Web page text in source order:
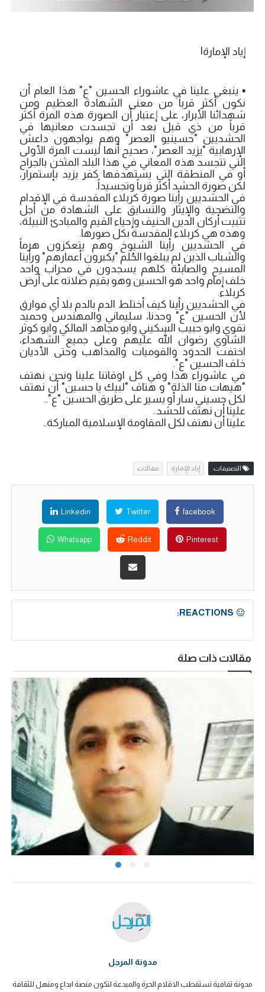
إياد الإمارة|
▪ ينبغي علينا في عاشوراء الحسين "ع" هذا العام أن
نكون أكثر قرباً من معنى الشهادة العظيم ومن
شهدائنا الأبرار، على إعتبار أن الصورة هذه المرة أكثر
قرباً من ذي قبل بعد أن تجسدت معانيها في
الحشديين "حسينيو العصر" وهم يواجهون داعش
الإرهابية "يزيد العصر"، صحيح أنها ليست المرة الأولى
التي تتجسد هذه المعاني في هذا البلد المثخن بالجراح
أو في المنطقة التي يستهدفها كفر يزيد بإستمرار،
لكن صورة الحشد أكثر قرباً وتجسيداً.
في الحشديين رأينا صورة كربلاء المقدسة في الإقدام
والتضحية والإيثار والتسابق على الشهادة من أجل
تثبيت أركان الدين الحنيف وإحياء القيم والمبادئ النبيلة،
وهذه هي كربلاء المقدسة بكل صورها.
في الحشديين رأينا الشيوخ وهم يتعكزون هرماً
والشباب الذين لم يبلغوا الحُلم "يكبرون أعمارهم" ورأينا
المسيح والصابئة كلهم يسجدون في محراب واحد
خلف إمام واحد هو الحسين وهو يقيم صلاته على أرض
كربلاء.
في الحشديين رأينا كيف أختلط الدم بالدم بلا أي فوارق
لأن الحسين "ع" وحدنا، سليماني والمهندس وحميد
تقوي وابو حبيب السكيني وابو مجاهد المالكي وابو كوثر
الشاوي رضوان الله عليهم وعلى جميع الشهداء،
اختفت الحدود والقوميات والمذاهب وحتى الأديان
خلف الحسين "ع".
في عاشوراء هذا وفي كل اوقاتنا علينا ونحن نهتف
"هيهات منا الذلة" و هتاف "لبيك يا حسين" أن نهتف
لكل حسيني سار أو يسير على طريق الحسين "ع"..
علينا أن نهتف للحشد..
علينا أن نهتف لكل المقاومة الإسلامية المباركة..
التصنيفات: إياد الإمارة مقالات
facebook
Twitter
Linkedin
Pinterest
Reddit
Whatsapp
REACTIONS:
مقالات ذات صلة
مدونة المرجل
مدونة ثقافية تستقطب الاقلام الحرة والمبدعة لتكون منصة ابداع ومنهل للثقافة